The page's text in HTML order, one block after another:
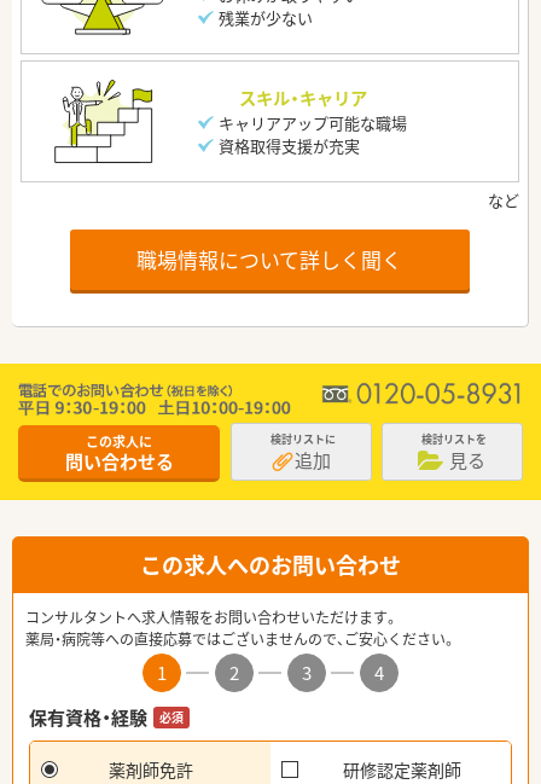
残業が少ない
スキル・キャリア
キャリアアップ可能な職場
資格取得支援が充実
職場情報について詳しく聞く
この求人に
問い合わせる
検討リストに
追加
検討リストを
見る
この求人へのお問い合わせ
コンサルタントへ求人情報をお問い合わせいただけます。
薬局・病院等への直接応募ではございませんので、ご安心ください。
1 2 3
4
保有資格・経験
必須
薬剤師免許 研修認定薬剤師